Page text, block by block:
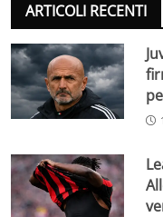
ARTICOLI RECENTI